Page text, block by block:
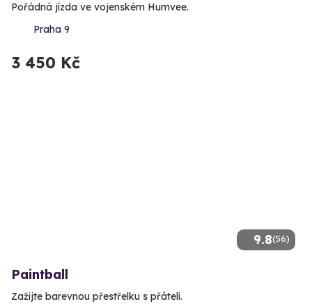
Pořádná jízda ve vojenském Humvee.
Praha 9
3 450 Kč
9.8(56)
Paintball
Zažijte barevnou přestřelku s přáteli.